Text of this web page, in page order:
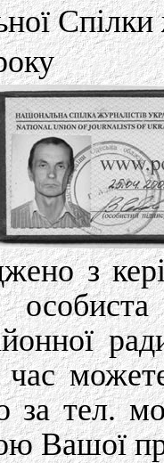
з
за тел.
Вашої